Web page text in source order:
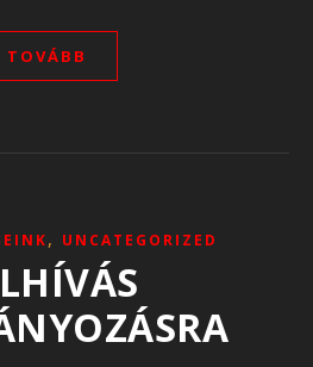
TOVÁBB
, UNCATEGORIZED